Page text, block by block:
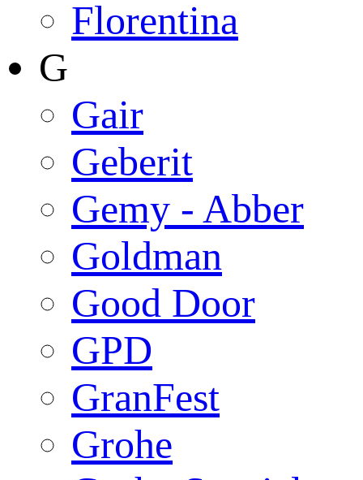
Florentina
G
Gair
Geberit
Gemy - Abber
Goldman
Good Door
GPD
GranFest
Grohe